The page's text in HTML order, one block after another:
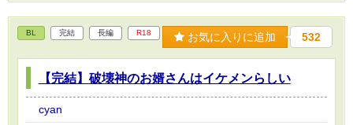
BL 完結 長編 R18 お気に入りに追加 532
【完結】破壊神のお婿さんはイケメンらしい
cyan